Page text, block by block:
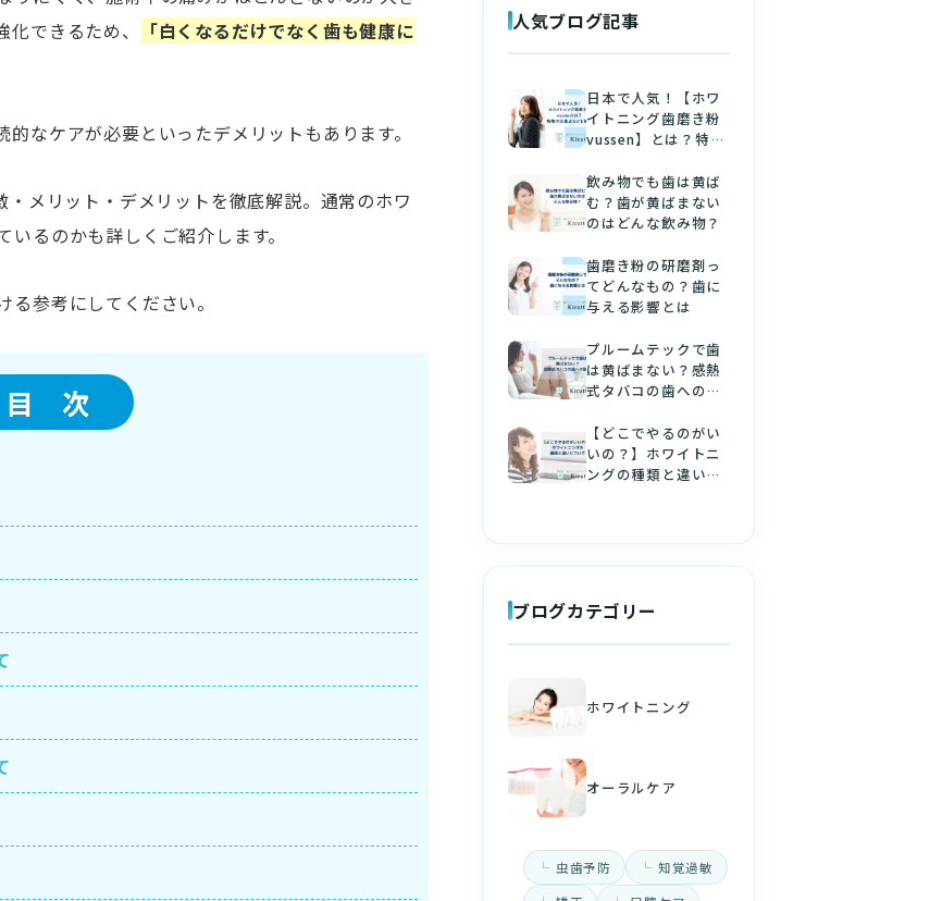
できるため、
「白くなるだけでなく歯も健康に
なケアが必要といったデメリットもあります。
メリット・デメリットを徹底解説。通常のホワ
るのかも詳しくご紹介します。
参考にしてください。
目 次
人気ブログ記事
日本で人気！【ホワ
イトニング歯磨き粉
vussen】とは？特徴
飲み物でも歯は黄ば
む？歯が黄ばまない
のはどんな飲み物？
歯磨き粉の研磨剤っ
てどんなもの？歯に
与える影響とは
プルームテックで歯
は黄ばまない？感熱
式タバコの歯への影
【どこでやるのがい
いの？】ホワイトニ
ングの種類と違いに
ブログカテゴリー
ホワイトニング
オーラルケア
虫歯予防
知覚過敏